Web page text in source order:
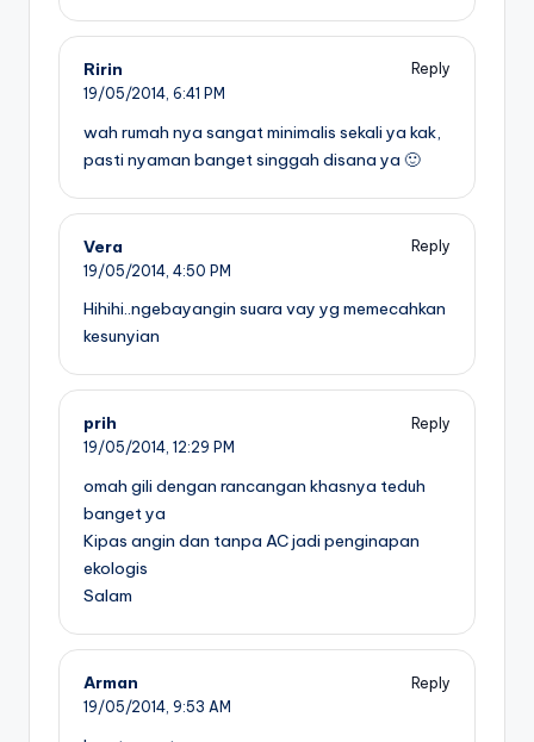
Ririn
Reply
19/05/2014, 6:41 PM
wah rumah nya sangat minimalis sekali ya kak,
pasti nyaman banget singgah disana ya 🙂
Vera
Reply
19/05/2014, 4:50 PM
Hihihi..ngebayangin suara vay yg memecahkan
kesunyian
prih
Reply
19/05/2014, 12:29 PM
omah gili dengan rancangan khasnya teduh
banget ya
Kipas angin dan tanpa AC jadi penginapan
ekologis
Salam
Arman
Reply
19/05/2014, 9:53 AM